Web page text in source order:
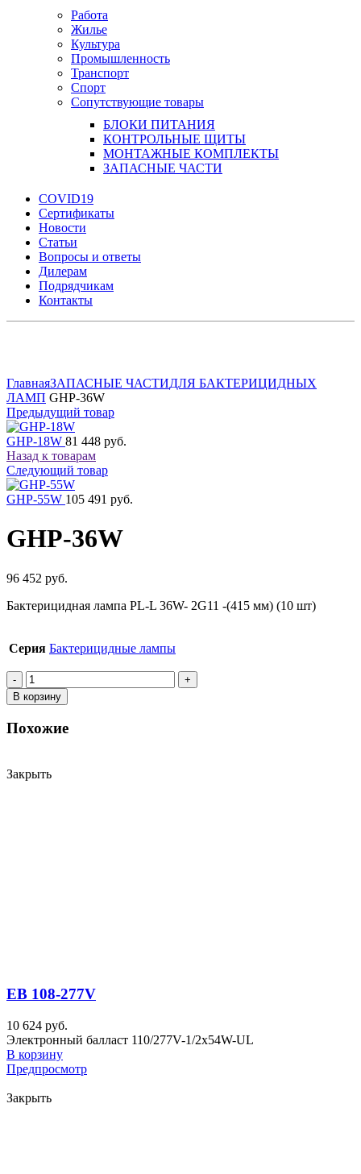
Работа
Жилье
Культура
Промышленность
Транспорт
Спорт
Сопутствующие товары
БЛОКИ ПИТАНИЯ
КОНТРОЛЬНЫЕ ЩИТЫ
МОНТАЖНЫЕ КОМПЛЕКТЫ
ЗАПАСНЫЕ ЧАСТИ
COVID19
Сертификаты
Новости
Статьи
Вопросы и ответы
Дилерам
Подрядчикам
Контакты
ГлавнаяЗАПАСНЫЕ ЧАСТИДЛЯ БАКТЕРИЦИДНЫХ
ЛАМП GHP-36W
Предыдущий товар
GHP-18W 81 448 руб.
Назад к товарам
Следующий товар
GHP-55W 105 491 руб.
GHP-36W
96 452 руб.
Бактерицидная лампа PL-L 36W- 2G11 -(415 мм) (10 шт)
Серия Бактерицидные лампы
Количество
товара
GHP-
В корзину
Похожие
Закрыть
EB 108-277V
10 624 руб.
Электронный балласт 110/277V-1/2x54W-UL
В корзину
Предпросмотр
Закрыть